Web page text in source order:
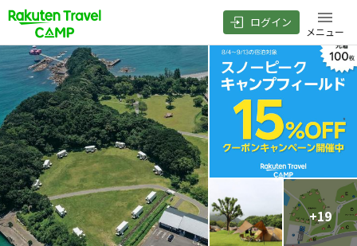
ログイン
メニュー
+19